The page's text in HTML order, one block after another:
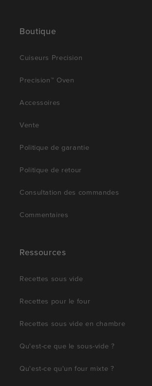
Boutique
Cuiseurs Precision
Precision™ Oven
Accessoires
Vente
Politique de garantie
Politique de retour
Consultation des commandes
Commentaires
Ressources
Recettes sous vide
Recettes pour le four
Recettes sous vide en chambre
Qu'est-ce que le sous-vide ?
Qu'est-ce qu'un four mixte ?